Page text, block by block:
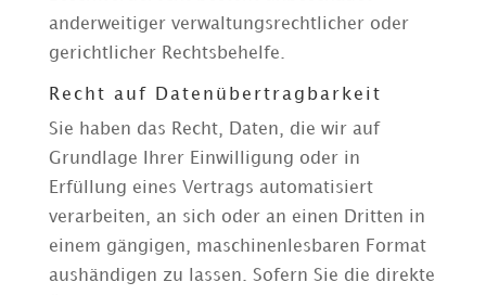
anderweitiger verwaltungsrechtlicher oder
gerichtlicher Rechtsbehelfe.
Recht auf Daten­übertrag­barkeit
Sie haben das Recht, Daten, die wir auf
Grundlage Ihrer Einwilligung oder in
Erfüllung eines Vertrags automatisiert
verarbeiten, an sich oder an einen Dritten in
einem gängigen, maschinenlesbaren Format
aushändigen zu lassen. Sofern Sie die direkte